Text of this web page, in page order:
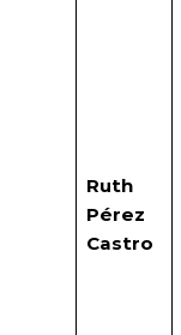
Ruth
Pérez
Castro